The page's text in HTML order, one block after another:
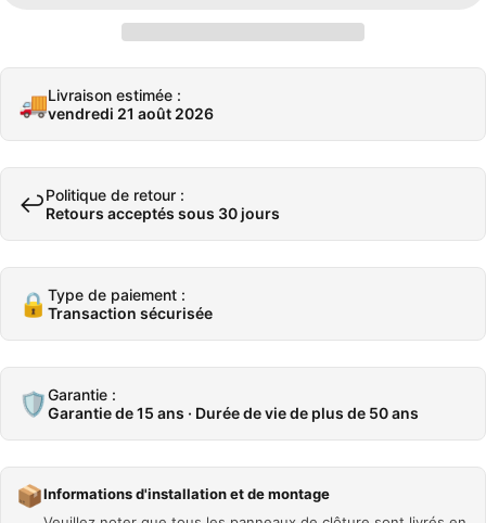
🚚Livraison estimée :
vendredi 21 août 2026
↩️Politique de retour :
Retours acceptés sous 30 jours
🔒 Type de paiement :
Transaction sécurisée
🛡️Garantie :
Garantie de 15 ans · Durée de vie de plus de 50 ans
📦Informations d'installation et de montage